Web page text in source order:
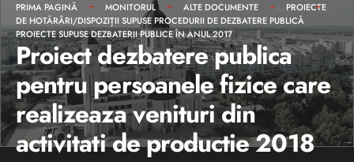
PRIMA PAGINĂ MONITORUL ALTE DOCUMENTE
PROIECTE
DE HOTĂRÂRI/DISPOZIȚII SUPUSE PROCEDURII DE DEZBATERE PUBLICĂ
PROIECTE SUPUSE DEZBATERII PUBLICE ÎN ANUL 2017
Proiect dezbatere publica
pentru persoanele fizice care
realizeaza venituri din
activitati de productie 2018